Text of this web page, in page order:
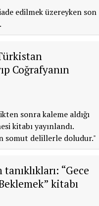
edilmek üzereyken son
Coğrafyanın
sonra kaleme aldığı
kitabı yayınlandı.
somut delillerle doludur."
“Gece
kitabı